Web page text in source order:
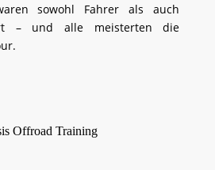
sowohl Fahrer als auch
– und alle meisterten die
Offroad Training